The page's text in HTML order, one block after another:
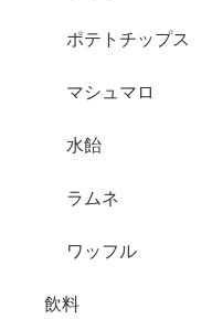
ポテトチップス
マシュマロ
水飴
ラムネ
ワッフル
飲料